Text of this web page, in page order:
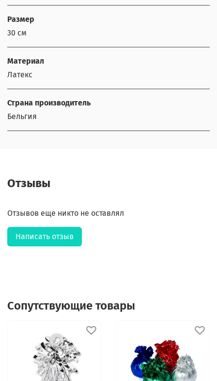
Размер
30 см
Материал
Латекс
Страна производитель
Бельгия
Отзывы
Отзывов еще никто не оставлял
Написать отзыв
Сопутствующие товары